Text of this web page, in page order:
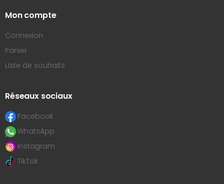
Mon compte
Connexion
Panier
Liste de souhaits
Réseaux sociaux
Facebook
WhatsApp
Instagram
TikTok